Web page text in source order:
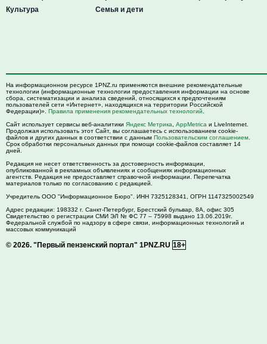
Культура
Семья и дети
На информационном ресурсе 1PNZ.ru применяются внешние рекомендательные
технологии (информационные технологии предоставления информации на основе
сбора, систематизации и анализа сведений, относящихся к предпочтениям
пользователей сети «Интернет», находящихся на территории Российской
Федерации)». Правила применения рекомендательных технологий
Сайт использует сервисы веб-аналитики Яндекс Метрика AppMetrica и LiveInternet.
Продолжая использовать этот Сайт, вы соглашаетесь с использованием cookie-
файлов и других данных в соответствии с данным Пользовательским соглашением
Срок обработки персональных данных при помощи cookie-файлов составляет 14
дней.
Редакция не несет ответственность за достоверность информации,
опубликованной в рекламных объявлениях и сообщениях информационных
агентств. Редакция не предоставляет справочной информации. Перепечатка
материалов только по согласованию с редакцией.
Учредитель ООО "Информационное Бюро". ИНН 7325128341, ОГРН 1147325002549
Адрес редакции: 198332 г. Санкт-Петербург, Брестский бульвар, 8А, офис 305
Свидетельство о регистрации СМИ ЭЛ № ФС 77 – 75998 выдано 13.06.2019г.
Федеральной службой по надзору в сфере связи, информационных технологий и
массовых коммуникаций
© 2026. "Первый пензенский портал" 1PNZ.RU 18+